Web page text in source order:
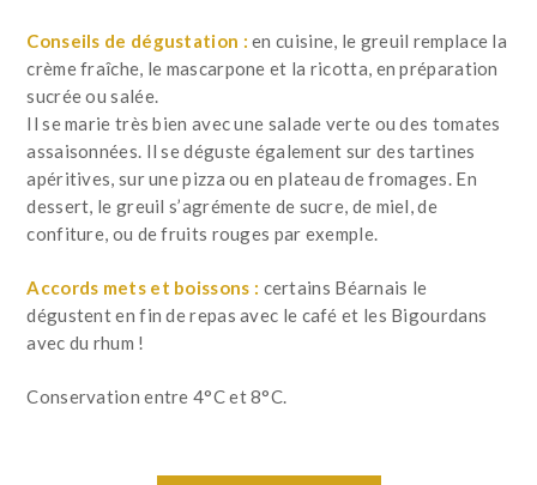
Conseils de dégustation : en cuisine, le greuil remplace la
crème fraîche, le mascarpone et la ricotta, en préparation
sucrée ou salée.
Il se marie très bien avec une salade verte ou des tomates
assaisonnées. Il se déguste également sur des tartines
apéritives, sur une pizza ou en plateau de fromages. En
dessert, le greuil s’agrémente de sucre, de miel, de
confiture, ou de fruits rouges par exemple.
Accords mets et boissons : certains Béarnais le
dégustent en fin de repas avec le café et les Bigourdans
avec du rhum !
Conservation entre 4°C et 8°C.